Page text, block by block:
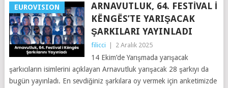
EUROVISION
ARNAVUTLUK, 64. FESTIVAL I
KËNGËS’TE YARIŞACAK
ŞARKILARI YAYINLADI
filicci 2 Aralık 2025
14 Ekim’de Yarışmada yarışacak
şarkıcıların isimlerini açıklayan Arnavutluk yarışacak 28 şarkıyı da
bugün yayınladı. En sevdiğiniz şarkılara oy vermek için anketimizde